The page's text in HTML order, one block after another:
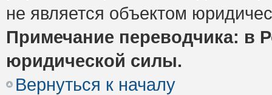
не является объектом
Примечание переводчика: в
юридической силы.
Вернуться к началу